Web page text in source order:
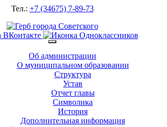
Тел.: +7 (34675) 7-89-73
Об администрации
О муниципальном образовании
Структура
Устав
Отчет главы
Символика
История
Дополнительная информация